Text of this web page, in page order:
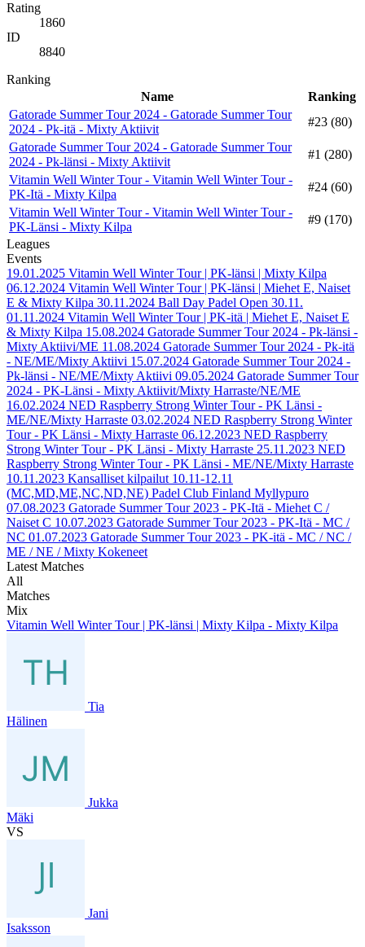
Rating
1860
ID
8840
Ranking
Name
Ranking
Gatorade Summer Tour 2024 - Gatorade Summer Tour
2024 - Pk-itä - Mixty Aktiivit
#23 (80)
Gatorade Summer Tour 2024 - Gatorade Summer Tour
2024 - Pk-länsi - Mixty Aktiivit
#1 (280)
Vitamin Well Winter Tour - Vitamin Well Winter Tour -
PK-Itä - Mixty Kilpa
#24 (60)
Vitamin Well Winter Tour - Vitamin Well Winter Tour -
PK-Länsi - Mixty Kilpa
#9 (170)
Leagues
Events
19.01.2025 Vitamin Well Winter Tour | PK-länsi | Mixty Kilpa
06.12.2024 Vitamin Well Winter Tour | PK-länsi | Miehet E, Naiset
E & Mixty Kilpa 30.11.2024 Ball Day Padel Open 30.11.
01.11.2024 Vitamin Well Winter Tour | PK-itä | Miehet E, Naiset E
& Mixty Kilpa 15.08.2024 Gatorade Summer Tour 2024 - Pk-länsi -
Mixty Aktiivi/ME 11.08.2024 Gatorade Summer Tour 2024 - Pk-itä
- NE/ME/Mixty Aktiivi 15.07.2024 Gatorade Summer Tour 2024 -
Pk-länsi - NE/ME/Mixty Aktiivi 09.05.2024 Gatorade Summer Tour
2024 - PK-Länsi - Mixty Aktiivit/Mixty Harraste/NE/ME
16.02.2024 NED Raspberry Strong Winter Tour - PK Länsi -
ME/NE/Mixty Harraste 03.02.2024 NED Raspberry Strong Winter
Tour - PK Länsi - Mixty Harraste 06.12.2023 NED Raspberry
Strong Winter Tour - PK Länsi - Mixty Harraste 25.11.2023 NED
Raspberry Strong Winter Tour - PK Länsi - ME/NE/Mixty Harraste
10.11.2023 Kansalliset kilpailut 10.11-12.11
(MC,MD,ME,NC,ND,NE) Padel Club Finland Myllypuro
07.08.2023 Gatorade Summer Tour 2023 - PK-Itä - Miehet C /
Naiset C 10.07.2023 Gatorade Summer Tour 2023 - PK-Itä - MC /
NC 01.07.2023 Gatorade Summer Tour 2023 - PK-itä - MC / NC /
ME / NE / Mixty Kokeneet
Latest Matches
All
Matches
Mix
Vitamin Well Winter Tour | PK-länsi | Mixty Kilpa - Mixty Kilpa
Tia
Hälinen
Jukka
Mäki
VS
Jani
Isaksson